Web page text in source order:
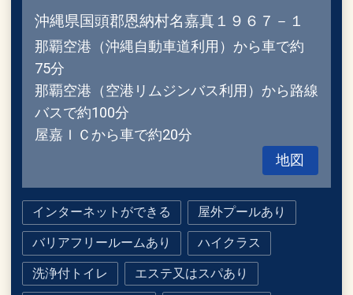
沖縄県国頭郡恩納村名嘉真１９６７－１
那覇空港（沖縄自動車道利用）から車で約
75分
那覇空港（空港リムジンバス利用）から路線
バスで約100分
屋嘉ＩＣから車で約20分
地図
インターネットができる 屋外プールあり
バリアフリールームあり ハイクラス
洗浄付トイレ エステ又はスパあり